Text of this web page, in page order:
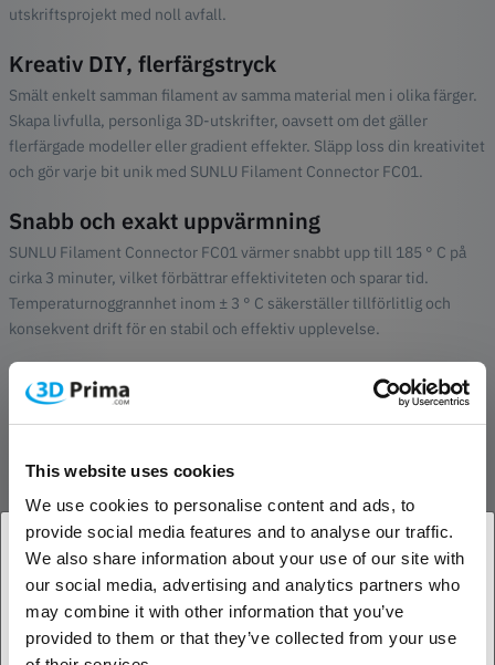
This website uses cookies
We use cookies to personalise content and ads, to
provide social media features and to analyse our traffic.
We also share information about your use of our site with
our social media, advertising and analytics partners who
may combine it with other information that you’ve
provided to them or that they’ve collected from your use
utskriftsprojekt med noll avfall.
Kreativ DIY, flerfärgstryck
Smält enkelt samman filament av samma material men i olika färger.
Skapa livfulla, personliga 3D-utskrifter, oavsett om det gäller
flerfärgade modeller eller gradient effekter. Släpp loss din kreativitet
och gör varje bit unik med SUNLU Filament Connector FC01.
Snabb och exakt uppvärmning
SUNLU Filament Connector FC01 värmer snabbt upp till 185 ° C på
cirka 3 minuter, vilket förbättrar effektiviteten och sparar tid.
Temperaturnoggrannhet inom ± 3 ° C säkerställer tillförlitlig och
konsekvent drift för en stabil och effektiv upplevelse.
Bred materialkompatibilitet
SUNLU Filament Connector FC01 stöder upp till 240 ° C, kompatibel
diameter). Njut av utmärkt fusingprestanda oavsett vilket material
Säker design
SUNLU Filament Connector FC01 avancerad temperaturkontroll och
högkvalitativa isoleringsmaterial håller den yttre temperaturen
mellan 50-100 ° C under fusion, vilket garanterar säker och
bekymmersfri användning.
1. Är du en företagskund eller en privatkund?
Företagskund